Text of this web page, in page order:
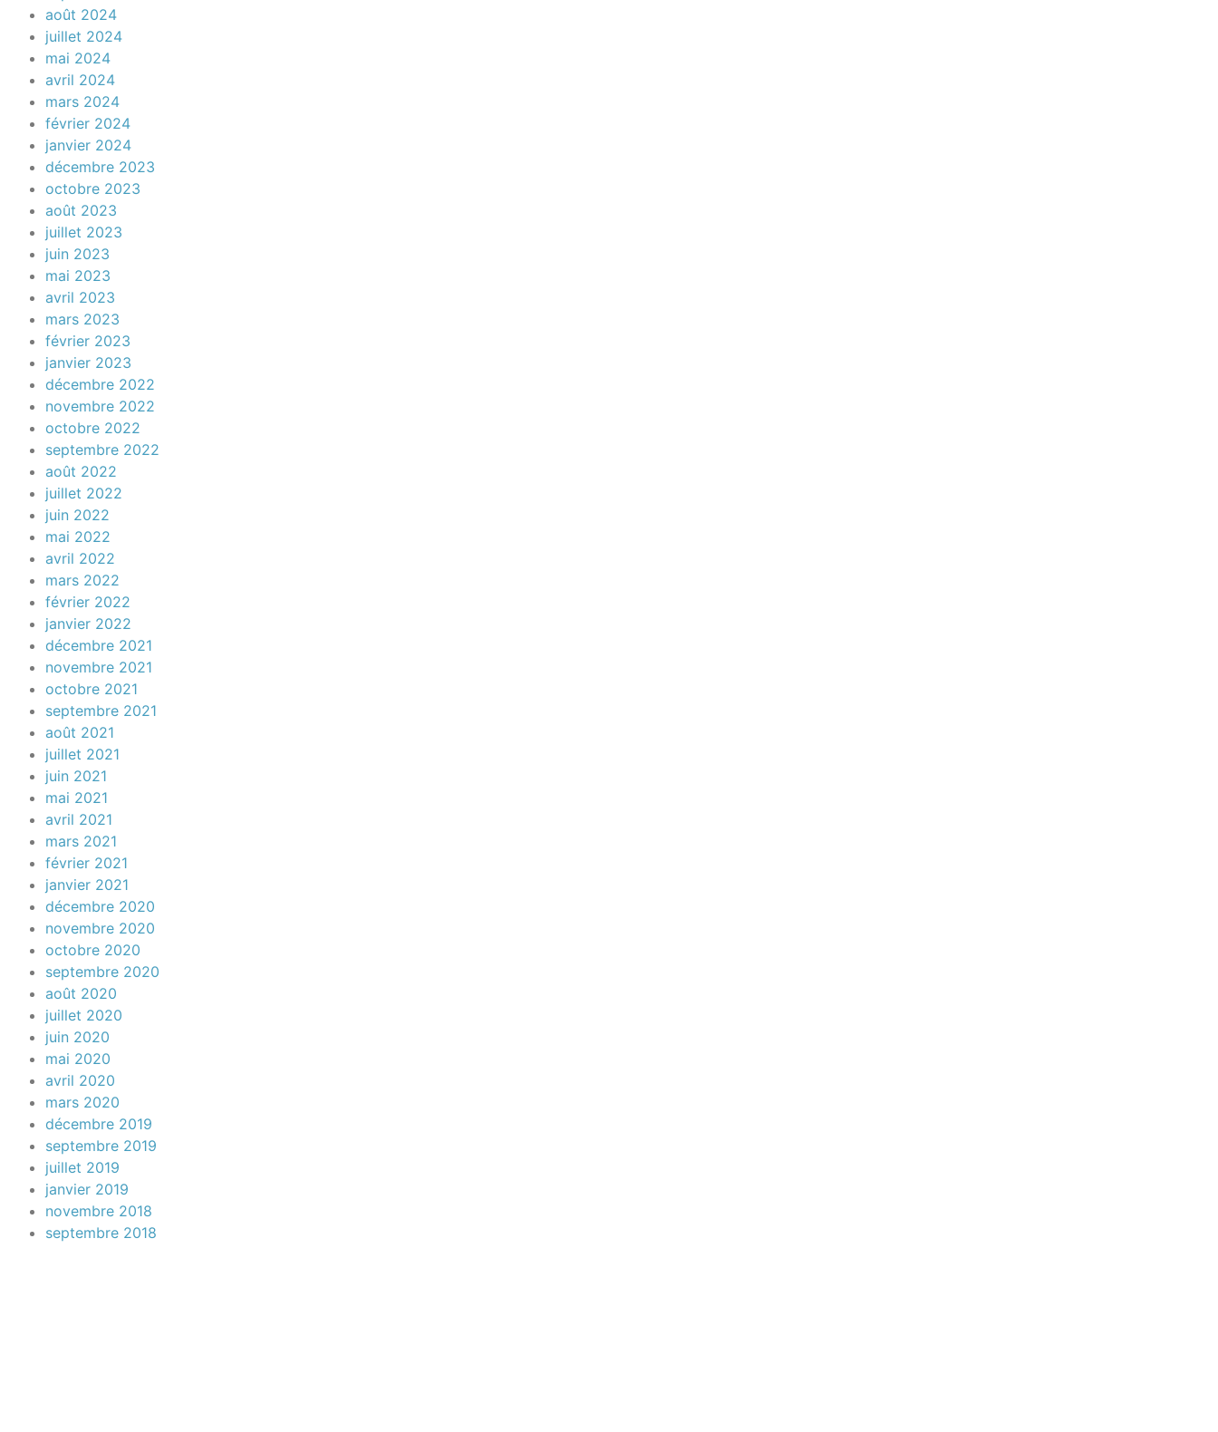
août 2024
juillet 2024
mai 2024
avril 2024
mars 2024
février 2024
janvier 2024
décembre 2023
octobre 2023
août 2023
juillet 2023
juin 2023
mai 2023
avril 2023
mars 2023
février 2023
janvier 2023
décembre 2022
novembre 2022
octobre 2022
septembre 2022
août 2022
juillet 2022
juin 2022
mai 2022
avril 2022
mars 2022
février 2022
janvier 2022
décembre 2021
novembre 2021
octobre 2021
septembre 2021
août 2021
juillet 2021
juin 2021
mai 2021
avril 2021
mars 2021
février 2021
janvier 2021
décembre 2020
novembre 2020
octobre 2020
septembre 2020
août 2020
juillet 2020
juin 2020
mai 2020
avril 2020
mars 2020
décembre 2019
septembre 2019
juillet 2019
janvier 2019
novembre 2018
septembre 2018